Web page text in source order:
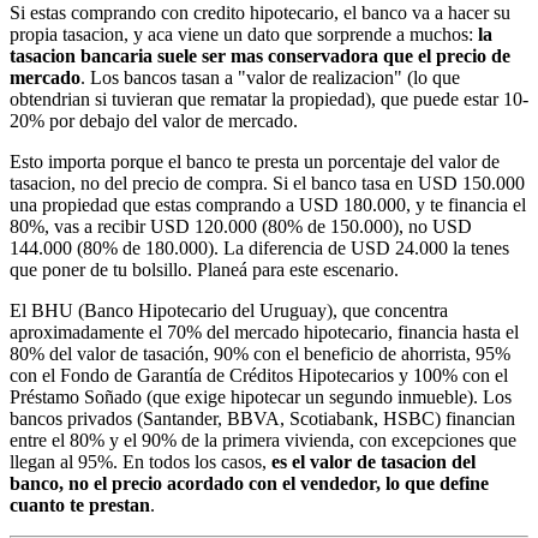
Si estas comprando con credito hipotecario, el banco va a hacer su
propia tasacion, y aca viene un dato que sorprende a muchos: la
tasacion bancaria suele ser mas conservadora que el precio de
mercado. Los bancos tasan a "valor de realizacion" (lo que
obtendrian si tuvieran que rematar la propiedad), que puede estar 10-
20% por debajo del valor de mercado.
Esto importa porque el banco te presta un porcentaje del valor de
tasacion, no del precio de compra. Si el banco tasa en USD 150.000
una propiedad que estas comprando a USD 180.000, y te financia el
80%, vas a recibir USD 120.000 (80% de 150.000), no USD
144.000 (80% de 180.000). La diferencia de USD 24.000 la tenes
que poner de tu bolsillo. Planeá para este escenario.
El BHU (Banco Hipotecario del Uruguay), que concentra
aproximadamente el 70% del mercado hipotecario, financia hasta el
80% del valor de tasación, 90% con el beneficio de ahorrista, 95%
con el Fondo de Garantía de Créditos Hipotecarios y 100% con el
Préstamo Soñado (que exige hipotecar un segundo inmueble). Los
bancos privados (Santander, BBVA, Scotiabank, HSBC) financian
entre el 80% y el 90% de la primera vivienda, con excepciones que
llegan al 95%. En todos los casos, es el valor de tasacion del
banco, no el precio acordado con el vendedor, lo que define
cuanto te prestan.